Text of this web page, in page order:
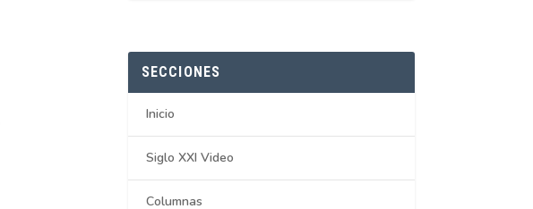
SECCIONES
Inicio
Siglo XXI Video
Columnas